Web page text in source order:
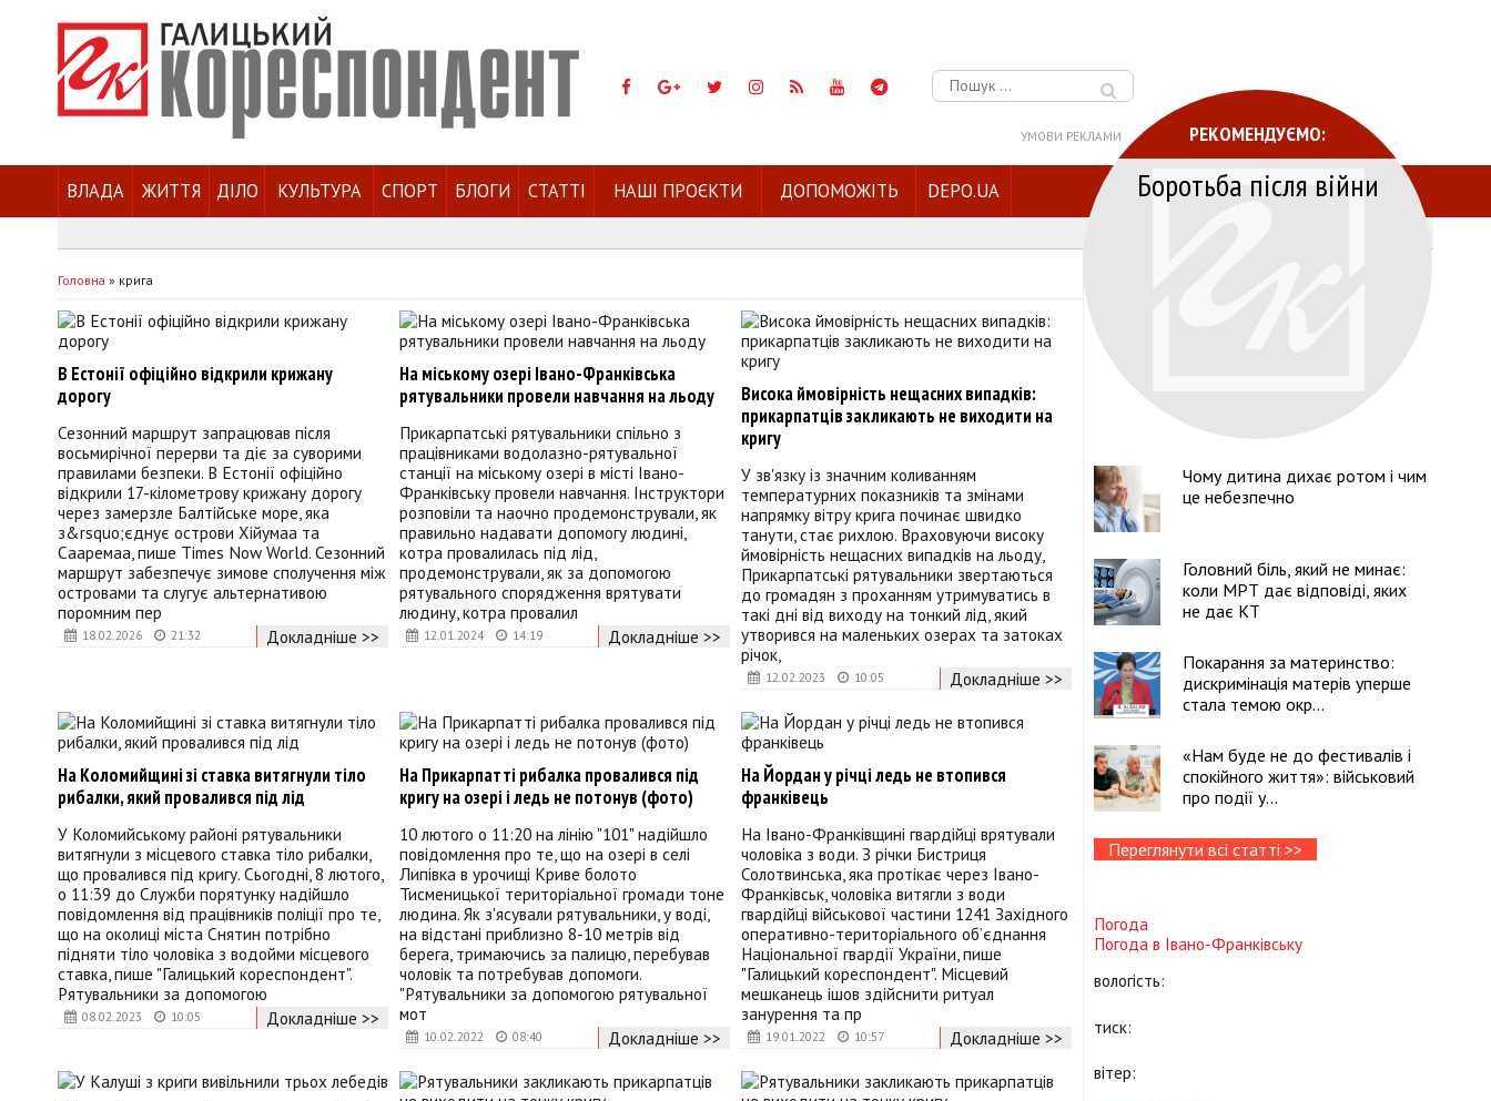
Пошук:
УМОВИ РЕКЛАМИ
ВЛАДА ЖИТТЯ ДІЛО КУЛЬТУРА СПОРТ БЛОГИ СТАТТІ НАШІ ПРОЄКТИ ДОПОМОЖІТЬ DEPO.UA
Головна » крига
18.02.2026 21:32
В Естонії офіційно відкрили крижану
дорогу
Сезонний маршрут запрацював після
восьмирічної перерви та діє за суворими
правилами безпеки. В Естонії офіційно
відкрили 17-кілометрову крижану дорогу
через замерзле Балтійське море, яка
з&rsquo;єднує острови Хійумаа та
Сааремаа, пише Times Now World. Сезонний
маршрут забезпечує зимове сполучення між
островами та слугує альтернативою
поромним пер
Докладніше >>
12.01.2024 14:19
На міському озері Івано-Франківська
рятувальники провели навчання на льоду
Прикарпатські рятувальники спільно з
працівниками водолазно-рятувальної
станції на міському озері в місті Івано-
Франківську провели навчання. Інструктори
розповіли та наочно продемонстрували, як
правильно надавати допомогу людині,
котра провалилась під лід,
продемонстрували, як за допомогою
рятувального спорядження врятувати
людину, котра провалил
Докладніше >>
12.02.2023 10:05
Висока ймовірність нещасних випадків:
прикарпатців закликають не виходити на
кригу
У зв'язку із значним коливанням
температурних показників та змінами
напрямку вітру крига починає швидко
танути, стає рихлою. Враховуючи високу
ймовірність нещасних випадків на льоду,
Прикарпатські рятувальники звертаються
до громадян з проханням утримуватись в
такі дні від виходу на тонкий лід, який
утворився на маленьких озерах та затоках
річок,
Докладніше >>
08.02.2023 10:05
На Коломийщині зі ставка витягнули тіло
рибалки, який провалився під лід
У Коломийському районі рятувальники
витягнули з місцевого ставка тіло рибалки,
що провалився під кригу. Сьогодні, 8 лютого,
о 11:39 до Служби порятунку надійшло
повідомлення від працівників поліції про те,
що на околиці міста Снятин потрібно
підняти тіло чоловіка з водойми місцевого
ставка, пише "Галицький кореспондент".
Рятувальники за допомогою
Докладніше >>
10.02.2022 08:40
На Прикарпатті рибалка провалився під
кригу на озері і ледь не потонув (фото)
10 лютого о 11:20 на лінію "101" надійшло
повідомлення про те, що на озері в селі
Липівка в урочищі Криве болото
Тисменицької територіальної громади тоне
людина. Як з'ясували рятувальники, у воді,
на відстані приблизно 8-10 метрів від
берега, тримаючись за палицю, перебував
чоловік та потребував допомоги.
"Рятувальники за допомогою рятувальної
мот
Докладніше >>
19.01.2022 10:57
На Йордан у річці ледь не втопився
франківець
На Івано-Франківщині гвардійці врятували
чоловіка з води. З річки Бистриця
Солотвинська, яка протікає через Івано-
Франківськ, чоловіка витягли з води
гвардійці військової частини 1241 Західного
оперативно-територіального об’єднання
Національної гвардії України, пише
"Галицький кореспондент". Місцевий
мешканець ішов здійснити ритуал
занурення та пр
Докладніше >>
РЕКОМЕНДУЄМО:
Боротьба після війни
Чому дитина дихає ротом і чим
це небезпечно
Головний біль, який не минає:
коли МРТ дає відповіді, яких
не дає КТ
Покарання за материнство:
дискримінація матерів уперше
стала темою окр...
«Нам буде не до фестивалів і
спокійного життя»: військовий
про події у...
Переглянути всі статті >>
Погода
Погода в Івано-Франківську
вологість:
тиск:
вітер: